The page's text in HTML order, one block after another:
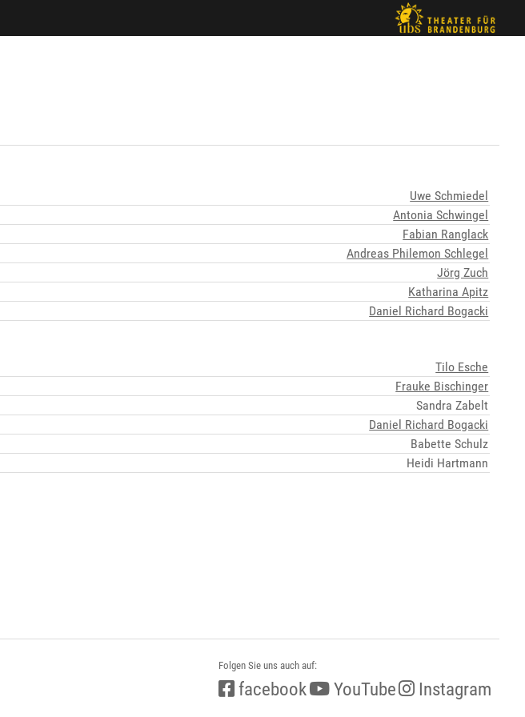
Uwe Schmiedel
Antonia Schwingel
Fabian Ranglack
Andreas Philemon Schlegel
Jörg Zuch
Katharina Apitz
Daniel Richard Bogacki
Tilo Esche
Frauke Bischinger
Sandra Zabelt
Daniel Richard Bogacki
Babette Schulz
Heidi Hartmann
Folgen Sie uns auch auf:
facebook YouTube Instagram